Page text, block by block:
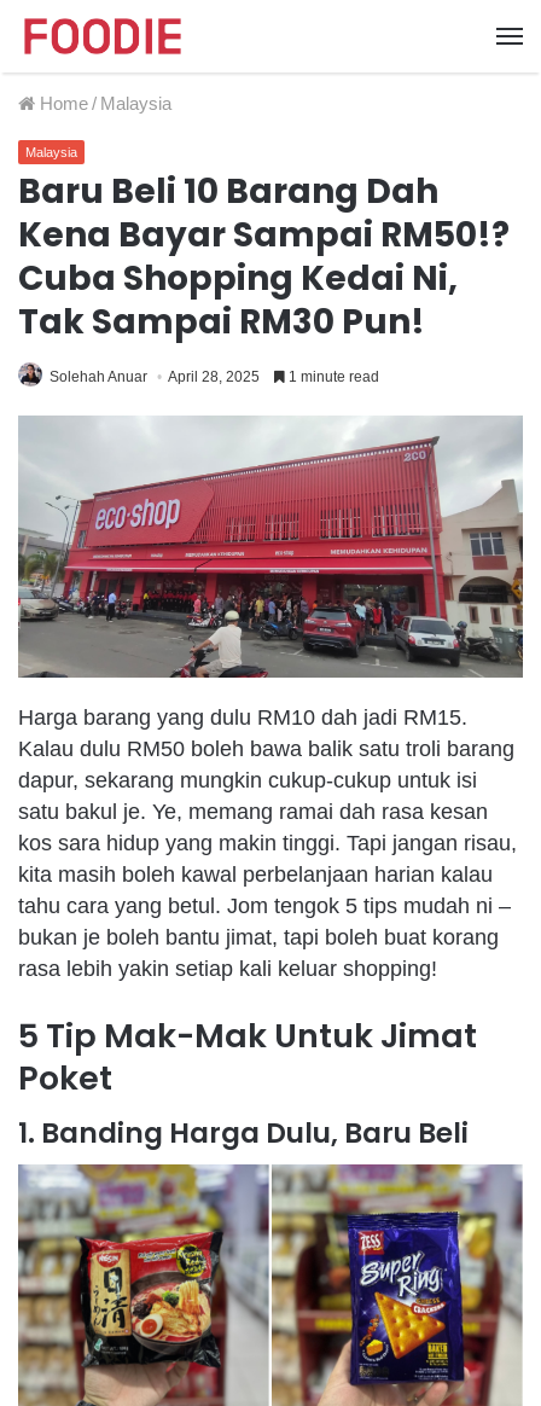
Home/ Malaysia
Malaysia
Baru Beli 10 Barang Dah
Kena Bayar Sampai RM50!?
Cuba Shopping Kedai Ni,
Tak Sampai RM30 Pun!
Solehah Anuar April 28, 2025 1 minute read
Harga barang yang dulu RM10 dah jadi RM15.
Kalau dulu RM50 boleh bawa balik satu troli barang
dapur, sekarang mungkin cukup-cukup untuk isi
satu bakul je. Ye, memang ramai dah rasa kesan
kos sara hidup yang makin tinggi. Tapi jangan risau,
kita masih boleh kawal perbelanjaan harian kalau
tahu cara yang betul . Jom tengok 5 tips mudah ni –
bukan je boleh bantu jimat, tapi boleh buat korang
rasa lebih yakin setiap kali keluar shopping!
5 Tip Mak-Mak UntukJimat
Poket
1. Banding Harga Dulu, Baru Beli